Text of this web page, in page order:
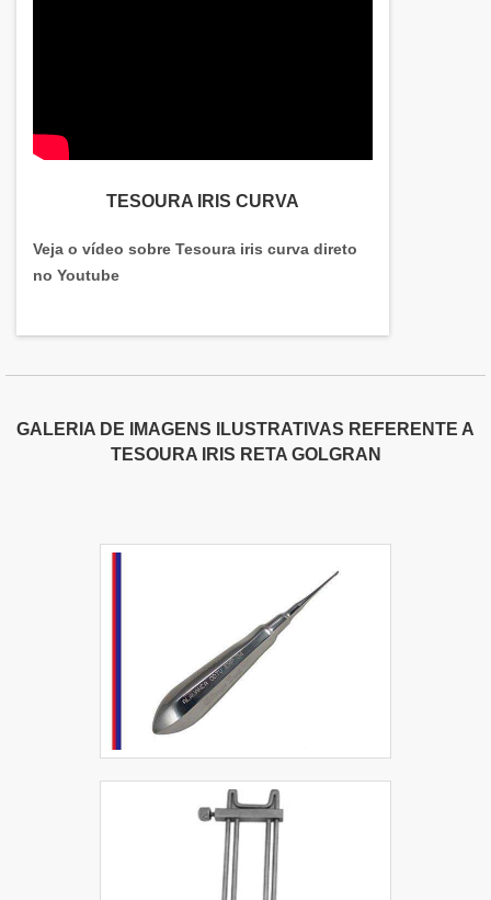
TESOURA IRIS CURVA
Veja o vídeo sobre Tesoura iris curva direto
no Youtube
GALERIA DE IMAGENS ILUSTRATIVAS REFERENTE A
TESOURA IRIS RETA GOLGRAN